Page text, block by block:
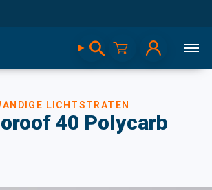
40 Polycarb
LICHTSTRATEN